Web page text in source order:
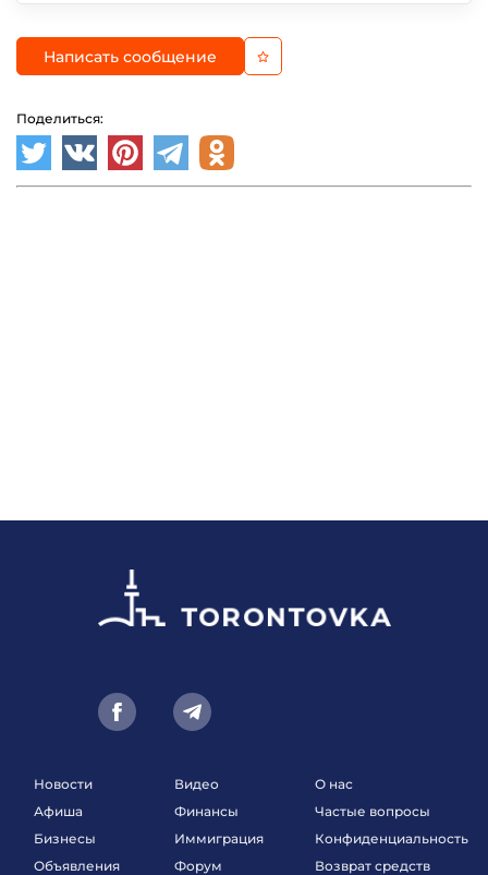
Написать сообщение
Поделиться:
Новости
Афиша
Бизнесы
Объявления
Видео
Финансы
Иммиграция
Форум
О нас
Частые вопросы
Конфиденциальность
Возврат средств